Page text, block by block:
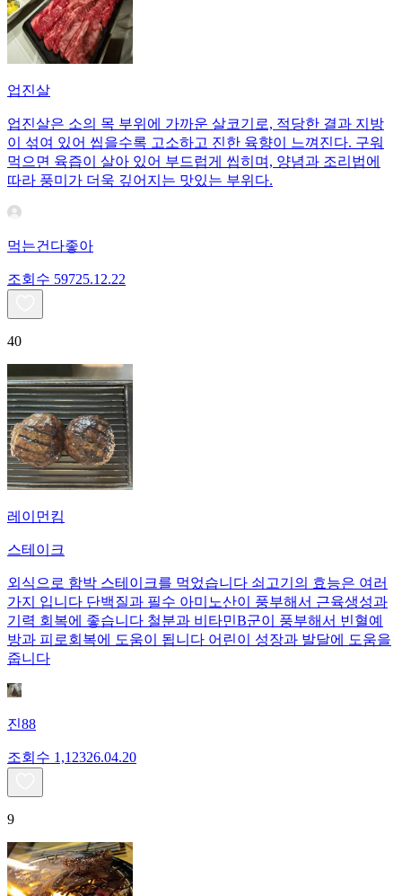
업진살
업진살은 소의 목 부위에 가까운 살코기로, 적당한 결과 지방
이 섞여 있어 씹을수록 고소하고 진한 육향이 느껴진다. 구워
먹으면 육즙이 살아 있어 부드럽게 씹히며, 양념과 조리법에
따라 풍미가 더욱 깊어지는 맛있는 부위다.
먹는건다좋아
조회수 59725.12.22
40
레이먼킴
스테이크
외식으로 함박 스테이크를 먹었습니다 쇠고기의 효능은 여러
가지 입니다 단백질과 필수 아미노산이 풍부해서 근육생성과
기력 회복에 좋습니다 철분과 비타민B군이 풍부해서 빈혈예
방과 피로회복에 도움이 됩니다 어린이 성장과 발달에 도움을
줍니다
진88
조회수 1,12326.04.20
9